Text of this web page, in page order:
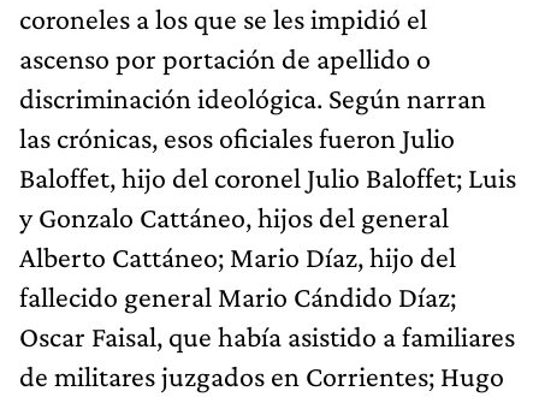
coroneles a los que se les impidió el
ascenso por portación de apellido o
discriminación ideológica. Según narran
las crónicas, esos oficiales fueron Julio
Baloffet, hijo del coronel Julio Baloffet; Luis
y Gonzalo Cattáneo, hijos del general
Alberto Cattáneo; Mario Díaz, hijo del
fallecido general Mario Cándido Díaz;
Oscar Faisal, que había asistido a familiares
de militares juzgados en Corrientes; Hugo